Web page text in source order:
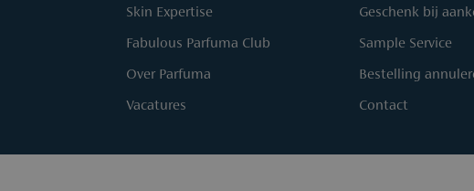
Skin Expertise
Fabulous Parfuma Club
Over Parfuma
Vacatures
Geschenk bij
Sample Service
Bestelling
Contact